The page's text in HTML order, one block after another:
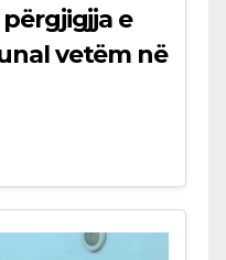
e
vetëm në